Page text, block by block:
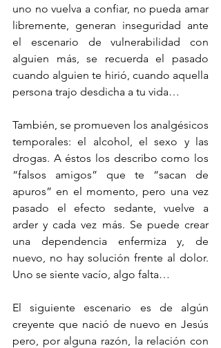
uno no vuelva a confiar, no pueda amar
libremente, generan inseguridad ante
el escenario de vulnerabilidad con
alguien más, se recuerda el pasado
cuando alguien te hirió, cuando aquella
persona trajo desdicha a tu vida…
También, se promueven los analgésicos
temporales: el alcohol, el sexo y las
drogas. A éstos los describo como los
“falsos amigos” que te “sacan de
apuros” en el momento, pero una vez
pasado el efecto sedante, vuelve a
arder y cada vez más. Se puede crear
una dependencia enfermiza y, de
nuevo, no hay solución frente al dolor.
Uno se siente vacío, algo falta…
El siguiente escenario es de algún
creyente que nació de nuevo en Jesús
pero, por alguna razón, la relación con